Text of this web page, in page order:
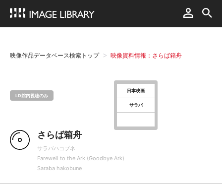
映像作品データベース検索トップ 映像資料情報：さらば箱舟
LD館内視聴のみ
日本映画
サラバ
さらば箱舟
サラバハコブネ
Farewell to the Ark (Goodbye Ark)
Saraba hakobune